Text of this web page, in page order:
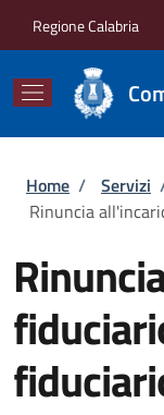
Regione Calabria
Briciole
Home / Servizi
Rinuncia